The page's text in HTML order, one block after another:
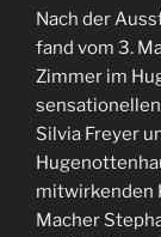
Nach der
fand vom 3.
Zimmer im
Silvia Freyer
mitwirkenden
Macher